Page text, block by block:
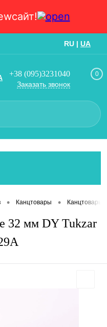
сайт!
RU | UA
+38 (095)3231040
Заказать звонок
0
• Канцтовары • Канцтовары
32 мм DY Tukzar